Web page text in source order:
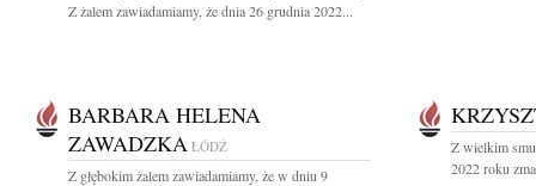
Z żalem zawiadamiamy, że dnia 26 grudnia 2022...
BARBARA HELENA
ZAWADZKA ŁÓDŹ
Z głębokim żalem zawiadamiamy, że w dniu 9
Z wielkim
2022 roku